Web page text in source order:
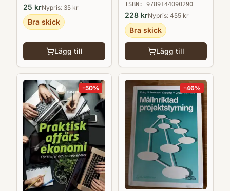
25 krNypris: 35kr
Bra skick
Lägg till
ISBN: 9789144090290
228 krNypris: 455kr
Bra skick
Lägg till
-50% -46%